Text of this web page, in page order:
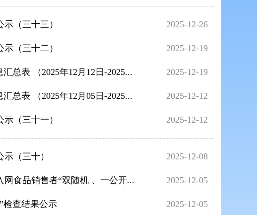
（三十三） 2025-12-26
（三十二） 2025-12-19
总表 （2025年12月12日-2025... 2025-12-19
总表 （2025年12月05日-2025... 2025-12-12
（三十一） 2025-12-12
（三十） 2025-12-08
食品销售者“双随机 、一公开... 2025-12-05
检查结果公示 2025-12-05